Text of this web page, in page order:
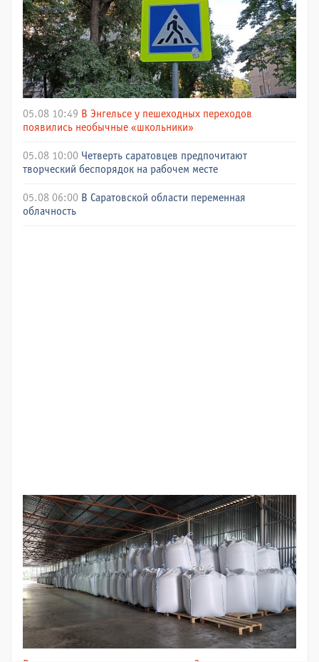
05.08 10:49 В Энгельсе у пешеходных переходов
появились необычные «школьники»
05.08 10:00 Четверть саратовцев предпочитают
творческий беспорядок на рабочем месте
05.08 06:00 В Саратовской области переменная
облачность